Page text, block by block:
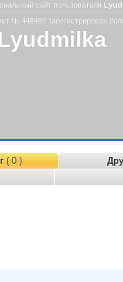
сайт пользователя
№ 448489 зарегистрирован
( 0 )